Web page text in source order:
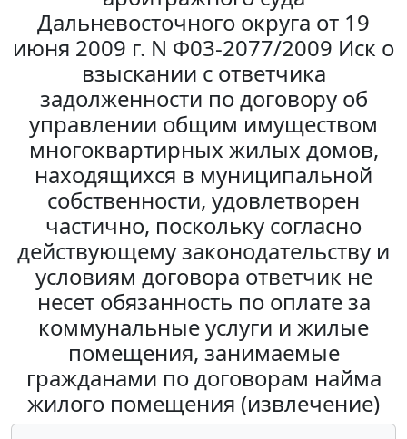
Дальневосточного округа от 19
июня 2009 г. N Ф03-2077/2009 Иск о
взыскании с ответчика
задолженности по договору об
управлении общим имуществом
многоквартирных жилых домов,
находящихся в муниципальной
собственности, удовлетворен
частично, поскольку согласно
действующему законодательству и
условиям договора ответчик не
несет обязанность по оплате за
коммунальные услуги и жилые
помещения, занимаемые
гражданами по договорам найма
жилого помещения (извлечение)